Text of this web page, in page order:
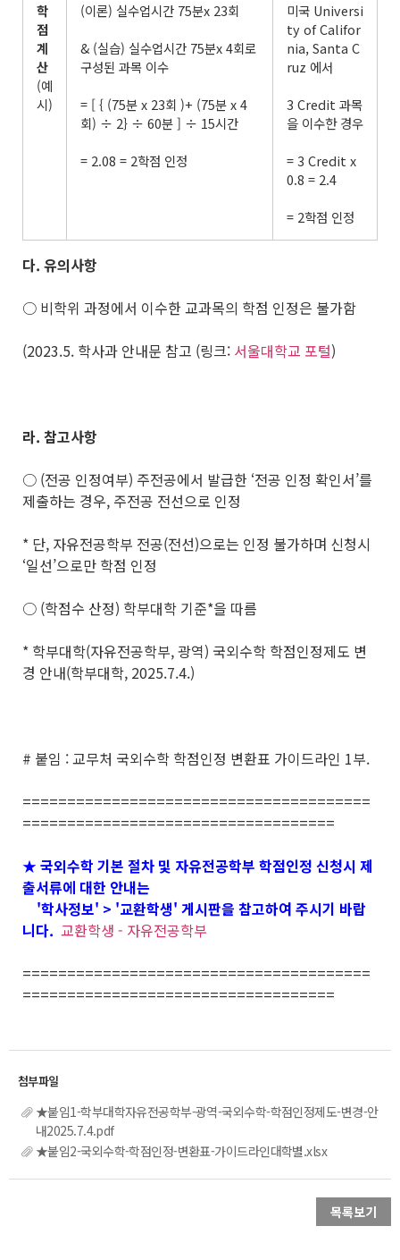
학
점
계
산
(예
시)
(이론) 실수업시간 75분x 23회
& (실습) 실수업시간 75분x 4회로
구성된 과목 이수
= [ { (75분 x 23회 )+ (75분 x 4
회) ÷ 2} ÷ 60분 ] ÷ 15시간
= 2.08 = 2학점 인정
미국 Universi
ty of Califor
nia, Santa C
ruz 에서
3 Credit 과목
을 이수한 경우
= 3 Credit x
0.8 = 2.4
= 2학점 인정
다. 유의사항
○ 비학위 과정에서 이수한 교과목의 학점 인정은 불가함
(2023.5. 학사과 안내문 참고 (링크: 서울대학교 포털)
라. 참고사항
○ (전공 인정여부) 주전공에서 발급한 ‘전공 인정 확인서’를
제출하는 경우, 주전공 전선으로 인정
* 단, 자유전공학부 전공(전선)으로는 인정 불가하며 신청시
‘일선’으로만 학점 인정
○ (학점수 산정) 학부대학 기준*을 따름
* 학부대학(자유전공학부, 광역) 국외수학 학점인정제도 변
경 안내(학부대학, 2025.7.4.)
# 붙임 : 교무처 국외수학 학점인정 변환표 가이드라인 1부.
=======================================
===================================
★ 국외수학 기본 절차 및 자유전공학부 학점인정 신청시 제
출서류에 대한 안내는
'학사정보' > '교환학생' 게시판을 참고하여 주시기 바랍
니다. 교환학생 - 자유전공학부
=======================================
===================================
★붙임1-학부대학자유전공학부-광역-국외수학-학점인정제도-변경-안
내2025.7.4.pdf
★붙임2-국외수학-학점인정-변환표-가이드라인대학별.xlsx
목록보기